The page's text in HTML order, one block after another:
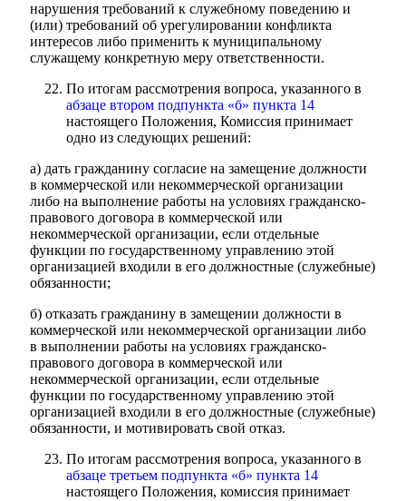
нарушения требований к служебному поведению и
(или) требований об урегулировании конфликта
интересов либо применить к муниципальному
служащему конкретную меру ответственности.
По итогам рассмотрения вопроса, указанного в
абзаце втором подпункта «б» пункта 14
настоящего Положения, Комиссия принимает
одно из следующих решений:
а) дать гражданину согласие на замещение должности
в коммерческой или некоммерческой организации
либо на выполнение работы на условиях гражданско-
правового договора в коммерческой или
некоммерческой организации, если отдельные
функции по государственному управлению этой
организацией входили в его должностные (служебные)
обязанности;
б) отказать гражданину в замещении должности в
коммерческой или некоммерческой организации либо
в выполнении работы на условиях гражданско-
правового договора в коммерческой или
некоммерческой организации, если отдельные
функции по государственному управлению этой
организацией входили в его должностные (служебные)
обязанности, и мотивировать свой отказ.
По итогам рассмотрения вопроса, указанного в
абзаце третьем подпункта «б» пункта 14
настоящего Положения, комиссия принимает